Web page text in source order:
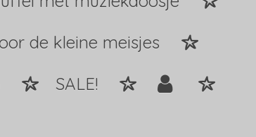
de kleine meisjes
SALE!